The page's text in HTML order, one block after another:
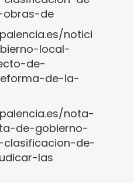
de
notici
local-
de-
de-la-
nota-
de-gobierno-
de-
las